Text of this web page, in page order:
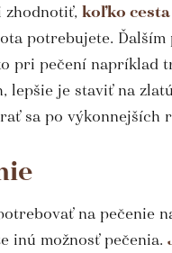
zhodnotiť, koľko
potrebujete. Ďalším
pri pečení napríklad
lepšie je staviť na
sa po výkonnejších
na pečenie
inú možnosť pečenia.